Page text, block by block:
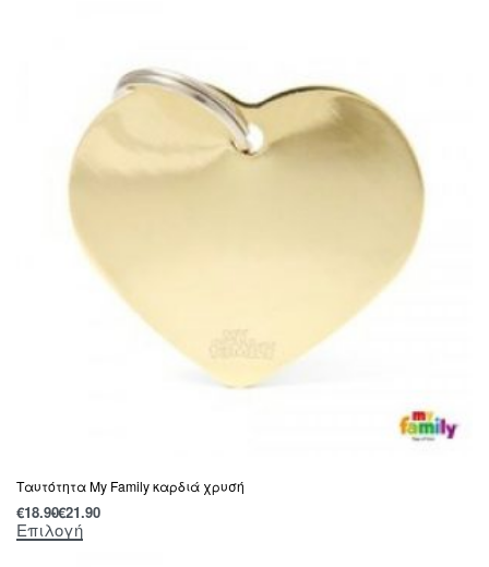
Ταυτότητα My Family καρδιά χρυσή
€18.90€21.90
Επιλογή